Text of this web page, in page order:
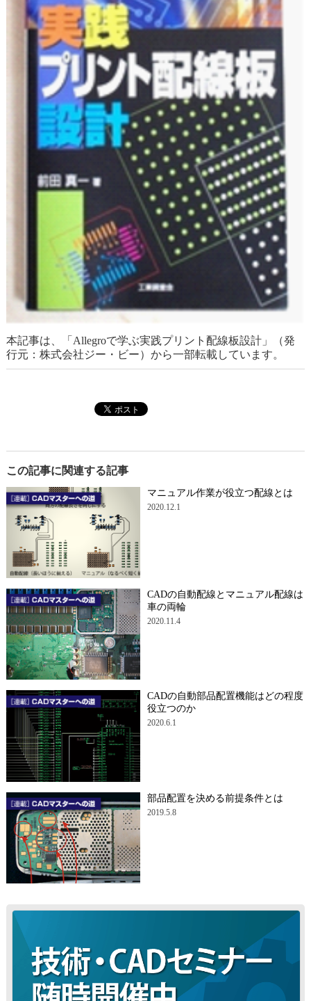
本記事は、「Allegroで学ぶ実践プリント配線板設計」（発
行元：株式会社ジー・ビー）から一部転載しています。
この記事に関連する記事
マニュアル作業が役立つ配線とは
2020.12.1
CADの自動配線とマニュアル配線は
車の両輪
2020.11.4
CADの自動部品配置機能はどの程度
役立つのか
2020.6.1
部品配置を決める前提条件とは
2019.5.8